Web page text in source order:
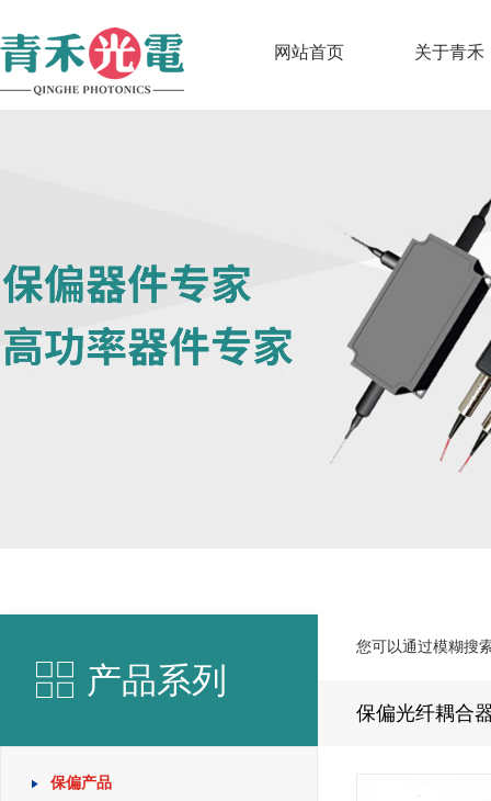
网站首页 关于青禾
产品系列
保偏产品
您可以通过模糊搜
保偏光纤耦合